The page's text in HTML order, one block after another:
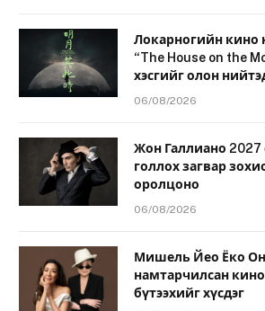
Локарногийн кино
“The House on the
хэсгийг олон
06/08/2026
Жон Галлиано 2027
голлох загвар
оролцоно
06/08/2026
Мишель Йео Ёко
намтарчилсан
бүтээхийг хүсдэг